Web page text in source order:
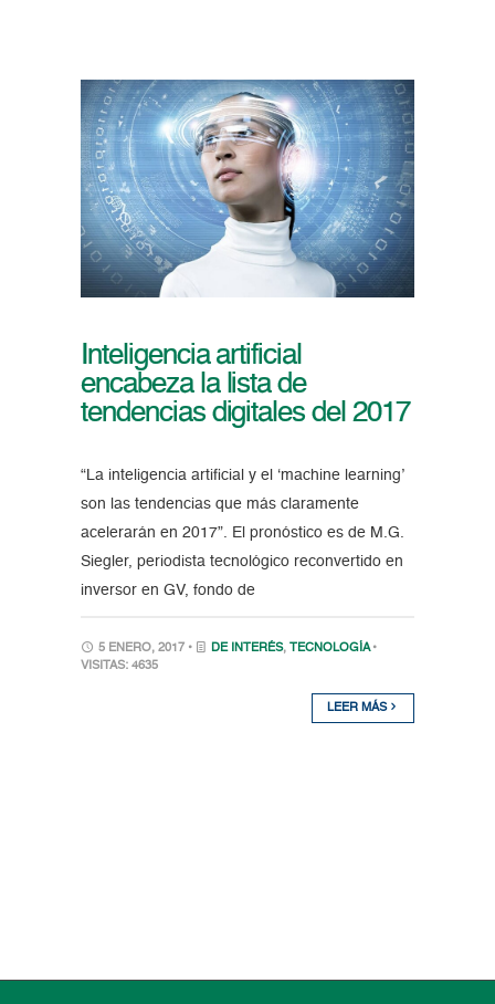
Inteligencia artificial
encabeza la lista de
tendencias digitales del 2017
“La inteligencia artificial y el ‘machine learning’
son las tendencias que más claramente
acelerarán en 2017”. El pronóstico es de M.G.
Siegler, periodista tecnológico reconvertido en
inversor en GV, fondo de
5 ENERO, 2017 • DE INTERÉS, TECNOLOGÍA •
VISITAS: 4635
LEER MÁS